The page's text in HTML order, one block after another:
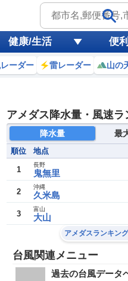
健康/生活 便
ーダー 雷レーダー 山の
アメダス降水量・風速ラ
降水量 最
順位 地点
1 鬼無里
長野
2 久米島
沖縄
3 大山
富山
アメダスランキン
台風関連メニュー
過去の台風データ